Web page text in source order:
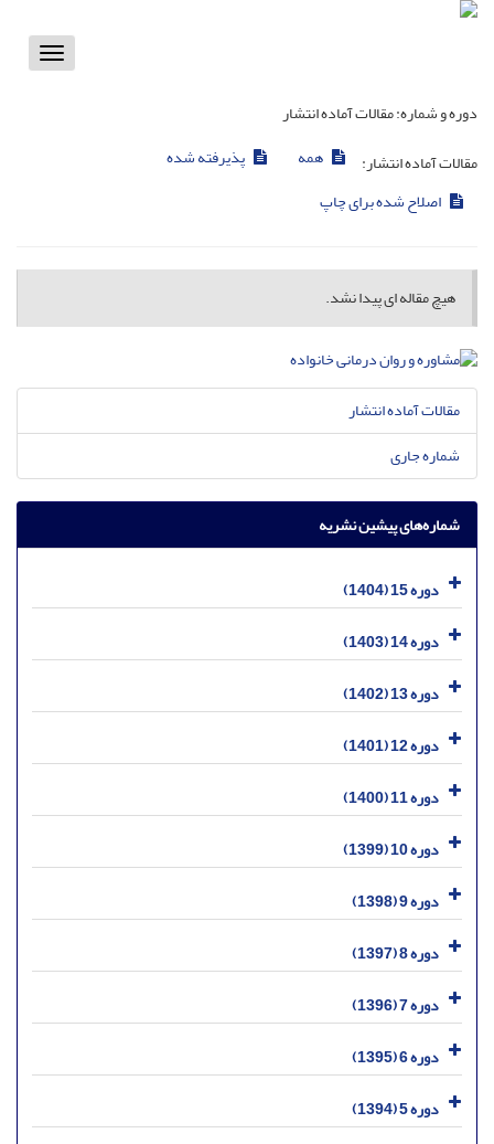
Toggle
دوره و شماره:مقالات آماده انتشار
مقالات آماده انتشار:
همه
پذیرفته شده
اصلاح شده برای چاپ
هیچ مقاله ای پیدا نشد.
مقالات آماده انتشار
شماره جاری
شماره‌های پیشین نشریه
دوره 15 (1404)
دوره 14 (1403)
دوره 13 (1402)
دوره 12 (1401)
دوره 11 (1400)
دوره 10 (1399)
دوره 9 (1398)
دوره 8 (1397)
دوره 7 (1396)
دوره 6 (1395)
دوره 5 (1394)